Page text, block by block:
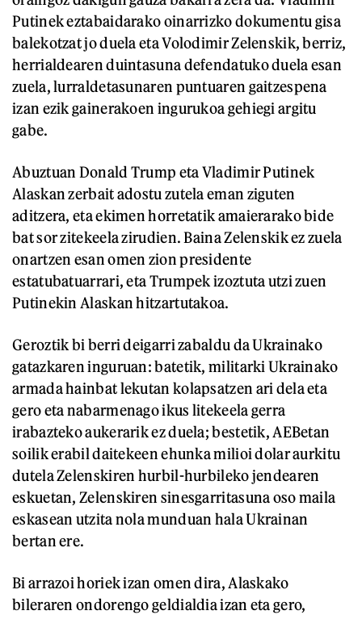
Putinek eztabaidarako oinarrizko dokumentu gisa
balekotzat jo duela eta Volodimir Zelenskik, berriz,
herrialdearen duintasuna defendatuko duela esan
zuela, lurraldetasunaren puntuaren gaitzespena
izan ezik gainerakoen ingurukoa gehiegi argitu
gabe.
Abuztuan Donald Trump eta Vladimir Putinek
Alaskan zerbait adostu zutela eman ziguten
aditzera, eta ekimen horretatik amaierarako bide
bat sor zitekeela zirudien. Baina Zelenskik ez zuela
onartzen esan omen zion presidente
estatubatuarrari, eta Trumpek izoztuta utzi zuen
Putinekin Alaskan hitzartutakoa.
Geroztik bi berri deigarri zabaldu da Ukrainako
gatazkaren inguruan: batetik, militarki Ukrainako
armada hainbat lekutan kolapsatzen ari dela eta
gero eta nabarmenago ikus litekeela gerra
irabazteko aukerarik ez duela; bestetik, AEBetan
soilik erabil daitekeen ehunka milioi dolar aurkitu
dutela Zelenskiren hurbil-hurbileko jendearen
eskuetan, Zelenskiren sinesgarritasuna oso maila
eskasean utzita nola munduan hala Ukrainan
bertan ere.
Bi arrazoi horiek izan omen dira, Alaskako
bileraren ondorengo geldialdia izan eta gero,